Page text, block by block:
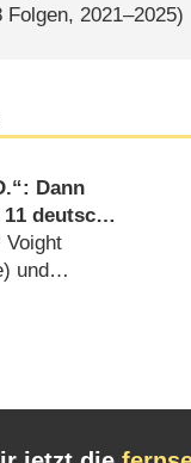
Folgen, 2021–2025)
Dann
deutsche
Voight
und